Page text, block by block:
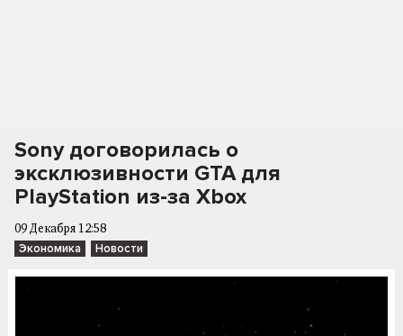
Sony договорилась о
эксклюзивности GTA для
PlayStation из-за Xbox
09 Декабря 12:58
Экономика Новости